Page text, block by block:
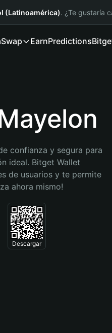
(Latinoamérica). ¿Te gustaría
Swap EarnPredictions
confianza y segura para
ideal. Bitget Wallet
de usuarios y te permite
ahora mismo!
Descargar